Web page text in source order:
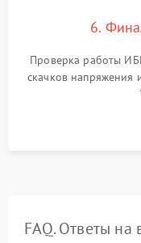
6.
Проверка работы
скачков напряжения
времени
FAQ. Ответы на